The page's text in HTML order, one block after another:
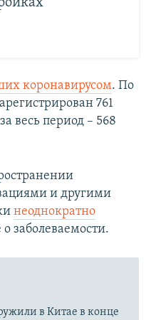
коронавирусом. По
761
весь период – 568
и другими
неоднократно
заболеваемости.
в Китае в конце